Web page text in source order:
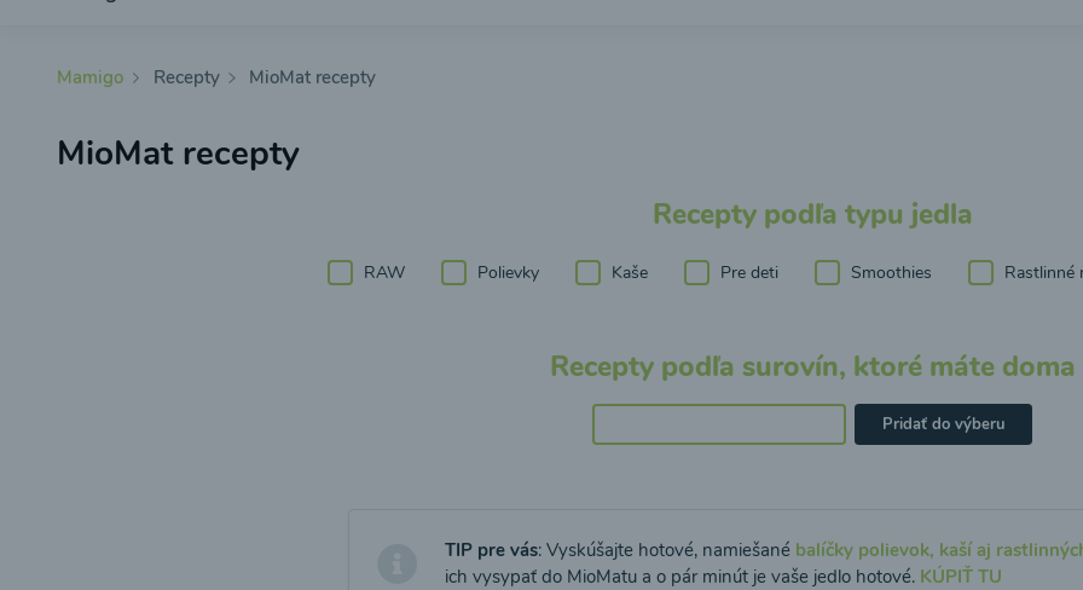
Mamigo Recepty MioMat recepty
MioMat recepty
Recepty podľa typu jedla
RAW Polievky Kaše Pre deti Smoothies Rastlinné
Recepty podľa surovín, ktoré máte doma
Pridať do výberu
TIP pre vás: Vyskúšajte hotové, namiešané balíčky polievok, kaší aj
ich vysypať do MioMatu a o pár minút je vaše jedlo hotové. KÚPIŤ TU